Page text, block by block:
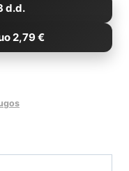
d.d.
2,79 €